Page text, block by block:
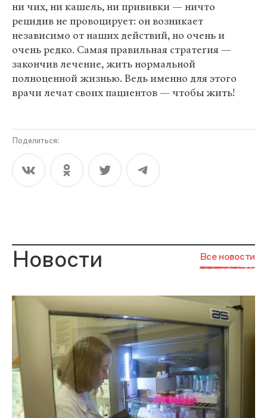
ни чих, ни кашель, ни прививки — ничто
рецидив не провоцирует: он возникает
независимо от наших действий, но очень и
очень редко. Самая правильная стратегия —
закончив лечение, жить нормальной
полноценной жизнью. Ведь именно для этого
врачи лечат своих пациентов — чтобы жить!
Поделиться:
Новости Все новости